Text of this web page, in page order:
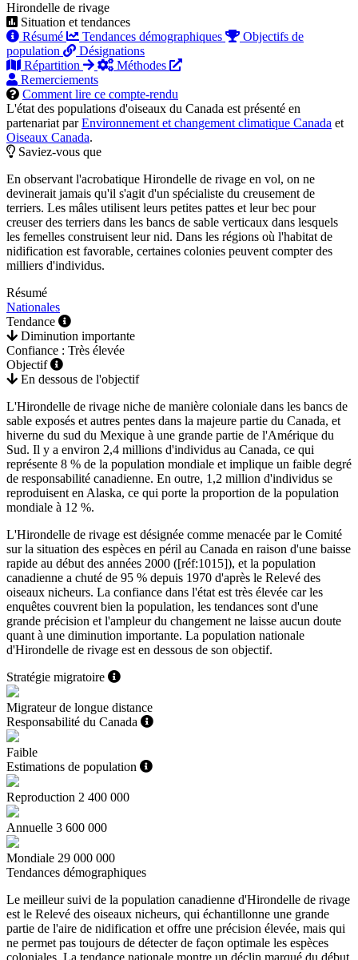
Hirondelle de rivage
Situation et tendances
Résumé
Tendances démographiques
Objectifs de
population
Désignations
Répartition
Méthodes
Remerciements
Comment lire ce compte-rendu
L'état des populations d'oiseaux du Canada est présenté en
partenariat parEnvironnement et changement climatique Canada et
Oiseaux Canada.
Saviez-vous que
En observant l'acrobatique Hirondelle de rivage en vol, on ne
devinerait jamais qu'il s'agit d'un spécialiste du creusement de
terriers. Les mâles utilisent leurs petites pattes et leur bec pour
creuser des terriers dans les bancs de sable verticaux dans lesquels
les femelles construisent leur nid. Dans les régions où l'habitat de
nidification est favorable, certaines colonies peuvent compter des
milliers d'individus.
Résumé
Nationales
Tendance
Diminution importante
Confiance : Très élevée
Objectif
En dessous de l'objectif
L'Hirondelle de rivage niche de manière coloniale dans les bancs de
sable exposés et autres pentes dans la majeure partie du Canada, et
hiverne du sud du Mexique à une grande partie de l'Amérique du
Sud. Il y a environ 2,4 millions d'individus au Canada, ce qui
représente 8 % de la population mondiale et implique un faible degré
de responsabilité canadienne. En outre, 1,2 million d'individus se
reproduisent en Alaska, ce qui porte la proportion de la population
mondiale à 12 %.
L'Hirondelle de rivage est désignée comme menacée par le Comité
sur la situation des espèces en péril au Canada en raison d'une baisse
rapide au début des années 2000 ([réf:1015]), et la population
canadienne a chuté de 95 % depuis 1970 d'après le Relevé des
oiseaux nicheurs. La confiance dans l'état est très élevée car les
enquêtes couvrent bien la population, les tendances sont d'une
grande précision et l'ampleur du changement ne laisse aucun doute
quant à une diminution importante. La population nationale
d'Hirondelle de rivage est en dessous de son objectif.
Stratégie migratoire
Migrateur de longue distance
Responsabilité du Canada
Faible
Estimations de population
Reproduction 2 400 000
Annuelle 3 600 000
Mondiale 29 000 000
Tendances démographiques
Le meilleur suivi de la population canadienne d'Hirondelle de rivage
est le Relevé des oiseaux nicheurs, qui échantillonne une grande
partie de l'aire de nidification et offre une précision élevée, mais qui
ne permet pas toujours de détecter de façon optimale les espèces